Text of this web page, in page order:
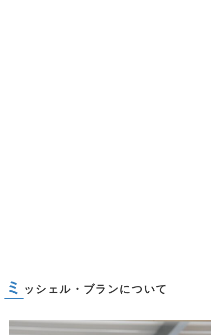
ミ ッシェル・ブランについて